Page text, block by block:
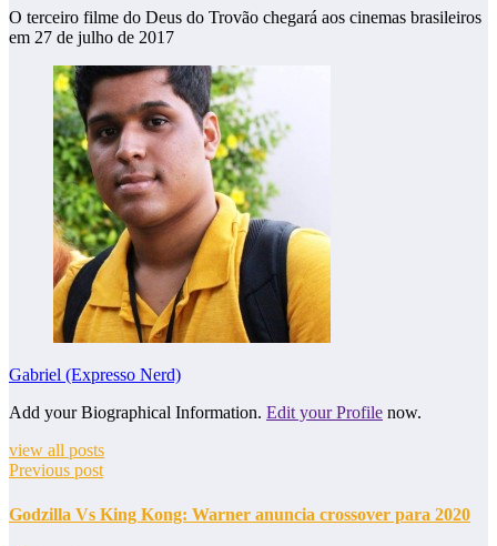
O terceiro filme do Deus do Trovão chegará aos cinemas brasileiros
em 27 de julho de 2017
Gabriel (Expresso Nerd)
Add your Biographical Information. Edit your Profile now.
view all posts
Previous post
Godzilla Vs King Kong: Warner anuncia crossover para 2020